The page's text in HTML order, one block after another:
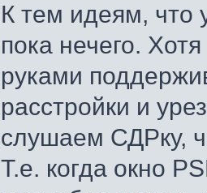
К тем идеям, что
пока нечего.
руками
расстройки и
слушаем СДРку,
Т.е. когда окно